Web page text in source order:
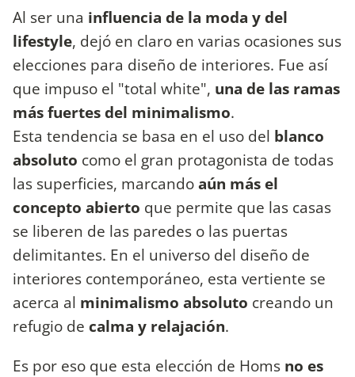
Al ser una influencia de la moda y del
lifestyle, dejó en claro en varias ocasiones sus
elecciones para diseño de interiores. Fue así
que impuso el "total white", una de las ramas
más fuertes del minimalismo.
Esta tendencia se basa en el uso del blanco
absoluto como el gran protagonista de todas
las superficies, marcandoaún más el
concepto abierto que permite que las casas
se liberen de las paredes o las puertas
delimitantes. En el universo del diseño de
interiores contemporáneo, esta vertiente se
acerca al minimalismo absoluto creando un
refugio de calma y relajación.
Es por eso que esta elección de Homs no es